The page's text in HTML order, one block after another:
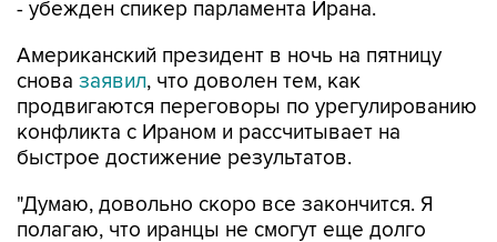
- убежден спикер парламента Ирана.
Американский президент в ночь на пятницу
снова заявил, что доволен тем, как
продвигаются переговоры по урегулированию
конфликта с Ираном и рассчитывает на
быстрое достижение результатов.
"Думаю, довольно скоро все закончится. Я
полагаю, что иранцы не смогут еще долго